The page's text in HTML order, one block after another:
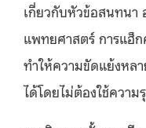
เกี่ยวกับหัวข้อสนทนา
แพทยศาสตร์ การแฮ็
ทำให้ความขัดแย้งหล
ได้โดยไม่ต้องใช้ความ